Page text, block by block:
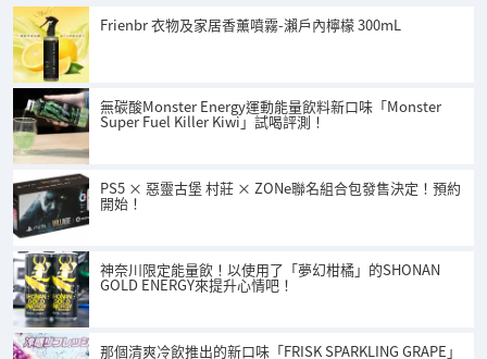
Frienbr 衣物及家居香薰噴霧-瀨戶內檸檬 300mL
無碳酸Monster Energy運動能量飲料新口味「Monster
Super Fuel Killer Kiwi」試喝評測！
PS5 × 惡靈古堡 村莊 × ZONe聯名組合包發售決定！預約
開始！
神奈川限定能量飲！以使用了「夢幻柑橘」的SHONAN
GOLD ENERGY來提升心情吧！
那個清爽冷飲推出的新口味「FRISK SPARKLING GRAPE」